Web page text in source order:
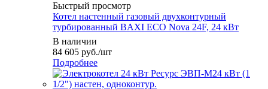
Быстрый просмотр
Котел настенный газовый двухконтурный
турбированный BAXI ECO Nova 24F, 24 кВт
В наличии
84 605 руб./шт
Подробнее